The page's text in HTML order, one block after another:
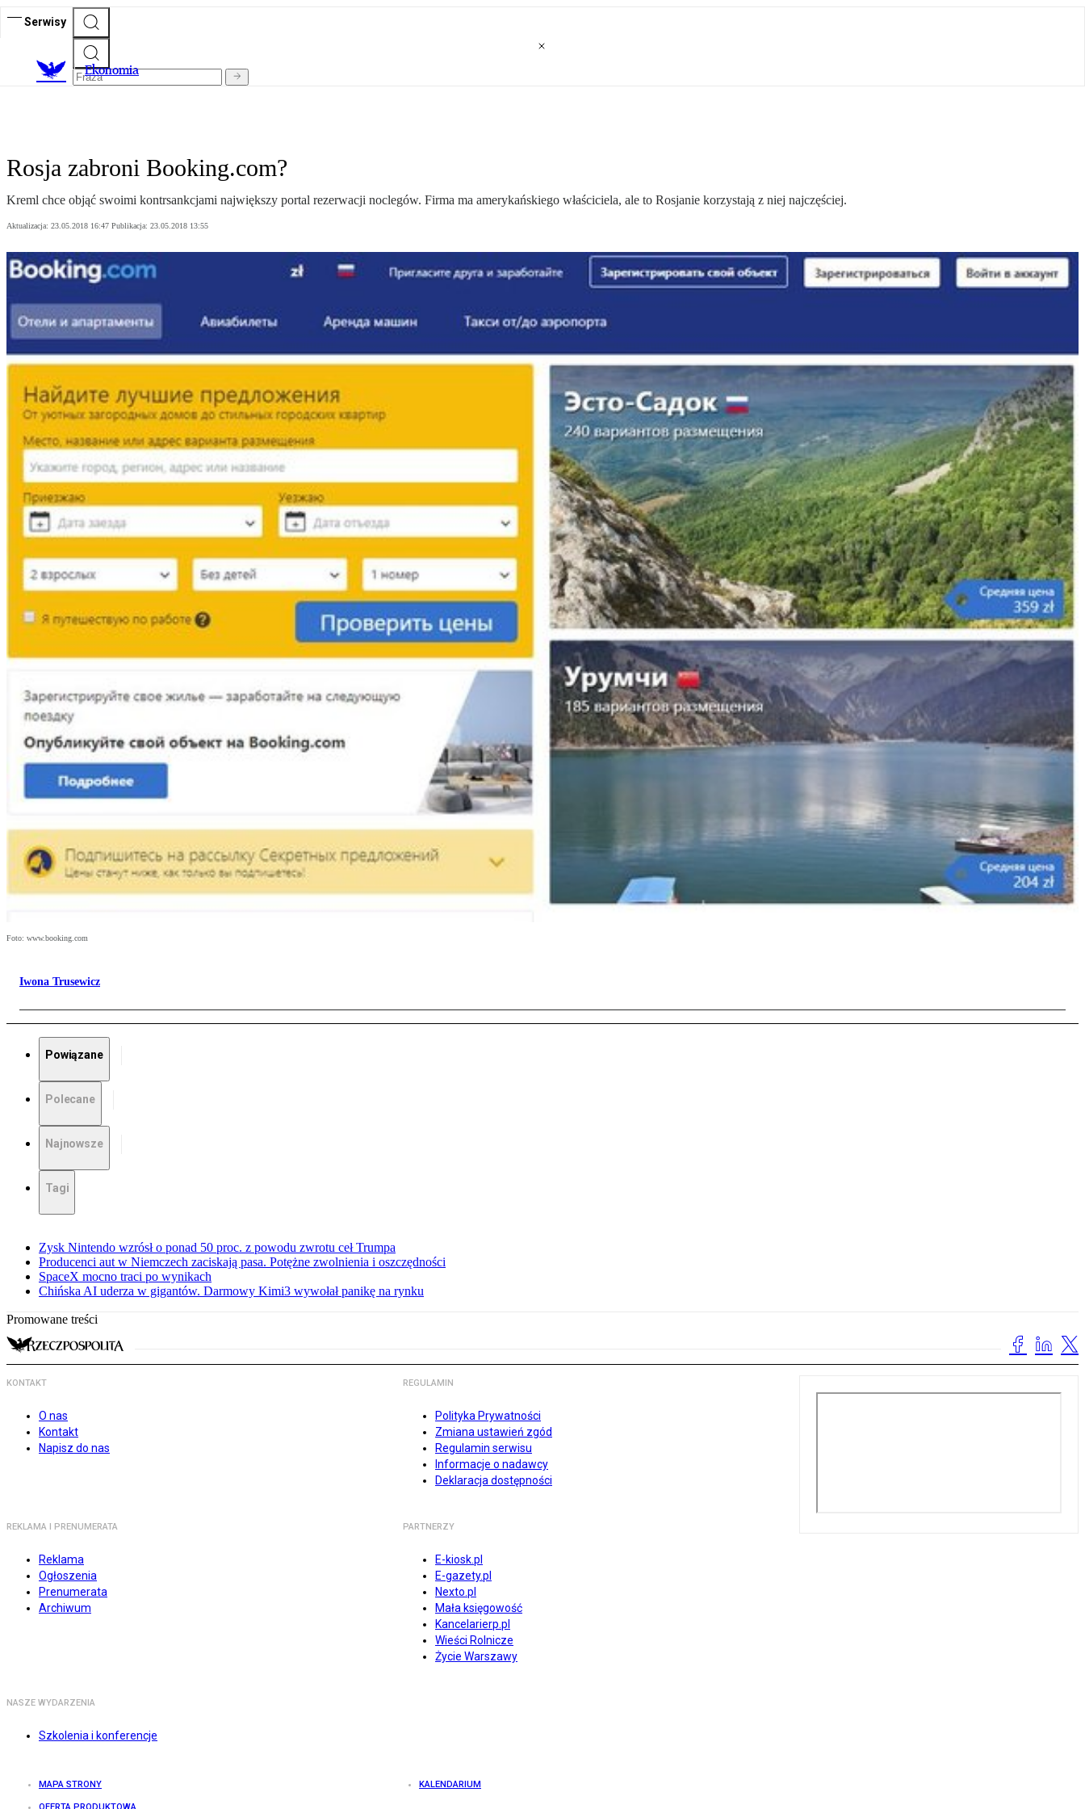
Serwisy
Ekonomia
Rosja zabroni Booking.com?
Kreml chce objąć swoimi kontrsankcjami największy portal rezerwacji noclegów. Firma ma amerykańskiego właściciela, ale to Rosjanie korzystają z niej najczęściej.
Aktualizacja: 23.05.2018 16:47 Publikacja: 23.05.2018 13:55
Foto: www.booking.com
Iwona Trusewicz
Powiązane
Polecane
Najnowsze
Tagi
Zysk Nintendo wzrósł o ponad 50 proc. z powodu zwrotu ceł Trumpa
Producenci aut w Niemczech zaciskają pasa. Potężne zwolnienia i oszczędności
SpaceX mocno traci po wynikach
Chińska AI uderza w gigantów. Darmowy Kimi3 wywołał panikę na rynku
Promowane treści
KONTAKT
O nas
Kontakt
Napisz do nas
REGULAMIN
Polityka Prywatności
Zmiana ustawień zgód
Regulamin serwisu
Informacje o nadawcy
Deklaracja dostępności
REKLAMA I PRENUMERATA
Reklama
Ogłoszenia
Prenumerata
Archiwum
PARTNERZY
E-kiosk.pl
E-gazety.pl
Nexto.pl
Mała księgowość
Kancelarierp.pl
Wieści Rolnicze
Życie Warszawy
NASZE WYDARZENIA
Szkolenia i konferencje
MAPA STRONY KALENDARIUM